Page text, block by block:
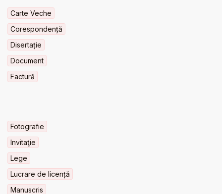
Carte Veche
Corespondență
Disertație
Document
Factură
Fotografie
Invitaţie
Lege
Lucrare de licență
Manuscris